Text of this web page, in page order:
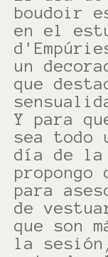
boudoir
en el
un
que
Y para
sea todo
día de la
para
de
que son
la